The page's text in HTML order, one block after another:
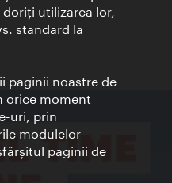
doriţi utilizarea lor,
standard la
paginii noastre de
orice moment
uri, prin
modulelor
paginii de